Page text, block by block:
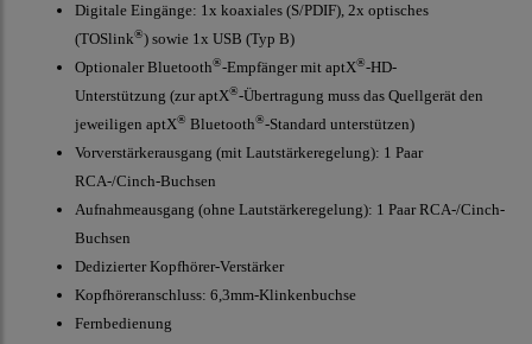
Digitale Eingänge: 1x koaxiales (S/PDIF), 2x optisches
(TOSlink®) sowie 1x USB (Typ B)
Optionaler Bluetooth®-Empfänger mit aptX®-HD-
Unterstützung (zur aptX®-Übertragung muss das Quellgerät den
jeweiligen aptX® Bluetooth®-Standard unterstützen)
Vorverstärkerausgang (mit Lautstärkeregelung): 1 Paar
RCA-/Cinch-Buchsen
Aufnahmeausgang (ohne Lautstärkeregelung): 1 Paar RCA-/Cinch-
Buchsen
Dedizierter Kopfhörer-Verstärker
Kopfhöreranschluss: 6,3mm-Klinkenbuchse
Fernbedienung